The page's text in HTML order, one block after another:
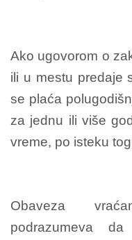
Ako ugovorom o
ili u mestu predaje
se plaća
za jednu ili više
vreme, po isteku
Obaveza
podrazumeva